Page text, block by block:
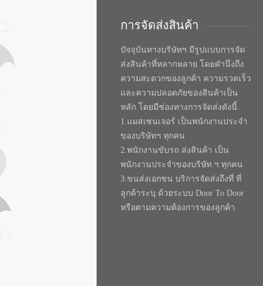
การจัดส่งสินค้า
ปัจจุบันทางบริษัทฯ มีรูปแบบการจัด
ส่งสินค้าที่หลากหลาย โดยคำนึงถึง
ความสะดวกของลูกค้า ความรวดเร็ว
และความปลอดภัยของสินค้าเป็น
หลัก โดยมีช่องทางการจัดส่งดังนี้
1.แมสเซนเจอร์ เป็นพนักงานประจำ
ของบริษัทฯ ทุกคน
2.พนักงานขับรถ ส่งสินค้า เป็น
พนักงานประจำของบริษัท ฯ ทุกคน
3.ขนส่งเอกชน บริการจัดส่งถึงที่ ที่
ลูกค้าระบุ ด้วยระบบ Door To Door
หรือตามความต้องการของลูกค้า